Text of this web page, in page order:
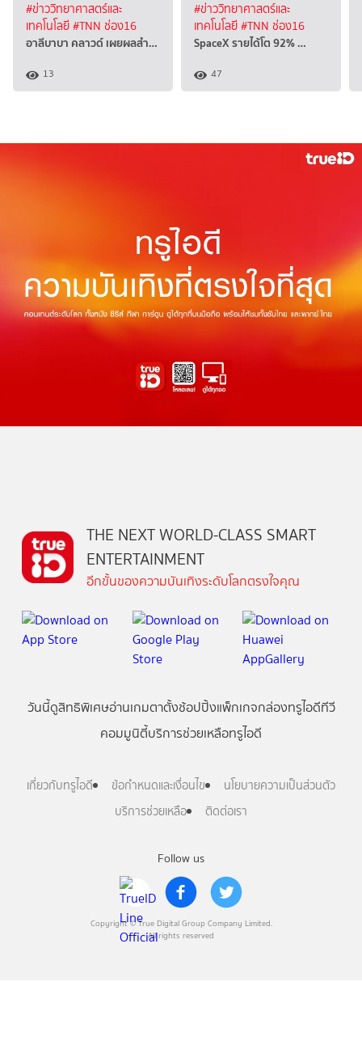
#ข่าววิทยาศาสตร์และ
เทคโนโลยี#TNN ช่อง16
อาลีบาบา คลาวด์ เผยผลสำ…
13
#ข่าววิทยาศาสตร์และ
เทคโนโลยี#TNN ช่อง16
SpaceX รายได้โต 92% …
47
Follow us
Copyright © True Digital Group Company Limited.
All rights reserved
THE NEXT WORLD-CLASS SMART
ENTERTAINMENT
อีกขั้นของความบันเทิงระดับโลกตรงใจคุณ
วันนี้ดูสิทธิพิเศษอ่านเกมตาตั้งช้อปปิ้งแพ็กเกจกล่องทรูไอดีทีวี
คอมมูนิตี้บริการช่วยเหลือทรูไอดี
เกี่ยวกับทรูไอดี ข้อกำหนดและเงื่อนไข
นโยบายความเป็นส่วนตัว
บริการช่วยเหลือ
ติดต่อเรา